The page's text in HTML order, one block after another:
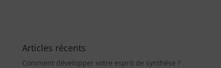
Articles récents
Comment développer votre esprit de synthèse ?